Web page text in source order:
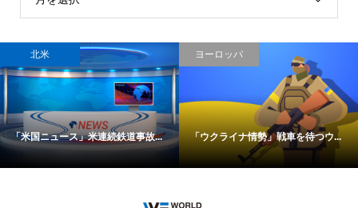
北米
「米国ニュース」米連続鉄道事故...
ヨーロッパ
「ウクライナ情勢」戦車を待つウ...